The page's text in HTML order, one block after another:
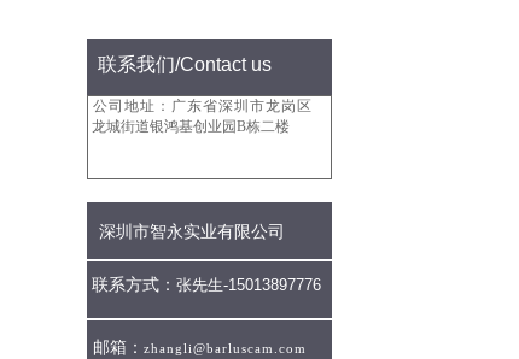
联系我们/Contact us
公司地址：广东省深圳市龙岗区
龙城街道银鸿基创业园B栋二楼
深圳市智永实业有限公司
联系方式： 张先生-15013897776
邮箱： zhangli@barluscam.com